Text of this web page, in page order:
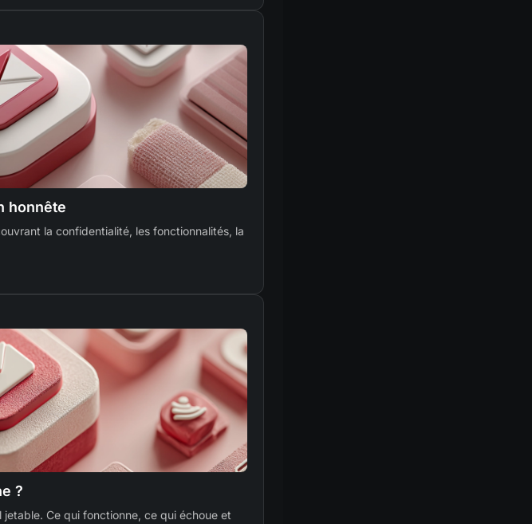
honnête
la confidentialité, les fonctionnalités, la
?
Ce qui fonctionne, ce qui échoue et